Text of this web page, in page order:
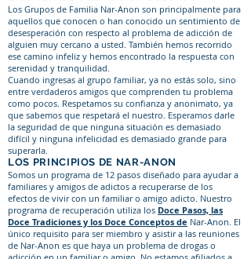
Los Grupos de Familia Nar-Anon son principalmente para
aquellos que conocen o han conocido un sentimiento de
desesperación con respecto al problema de adicción de
alguien muy cercano a usted. También hemos recorrido
ese camino infeliz y hemos encontrado la respuesta con
serenidad y tranquilidad.
Cuando ingresas al grupo familiar, ya no estás solo, sino
entre verdaderos amigos que comprenden tu problema
como pocos. Respetamos su confianza y anonimato, ya
que sabemos que respetará el nuestro. Esperamos darle
la seguridad de que ninguna situación es demasiado
difícil y ninguna infelicidad es demasiado grande para
superarla.
LOS PRINCIPIOS DE NAR-ANON
Somos un programa de 12 pasos diseñado para ayudar a
familiares y amigos de adictos a recuperarse de los
efectos de vivir con un familiar o amigo adicto. Nuestro
programa de recuperación utiliza los Doce Pasos, las
Doce Tradiciones y los Doce Conceptos de Nar-Anon. El
único requisito para ser miembro y asistir a las reuniones
de Nar-Anon es que haya un problema de drogas o